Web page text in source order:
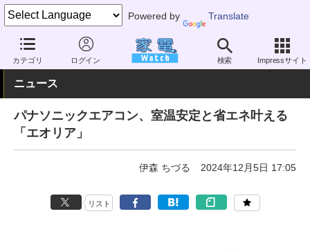
Powered by Translate
カテゴリ ログイン 検索 Impressサイト
家電 Watch 空調家電 エアコン
ニュース
パナソニックエアコン、室温安定と省エネ叶える
「エオリア」
伊森 ちづる 2024年12月5日 17:05
リスト